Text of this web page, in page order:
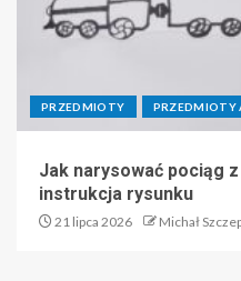
PRZEDMIOTY PRZEDMIOTY
Jak narysować pociąg
instrukcja rysunku
21 lipca 2026 Michał